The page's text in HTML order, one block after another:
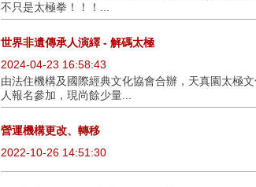
不只是太極拳！！！...
世界非遺傳承人演繹 - 解碼太極
2024-04-23 16:58:43
由法住機構及國際經典文化協會合辦，天真園太
人報名參加，現尚餘少量...
營運機構更改、轉移
2022-10-26 14:51:30